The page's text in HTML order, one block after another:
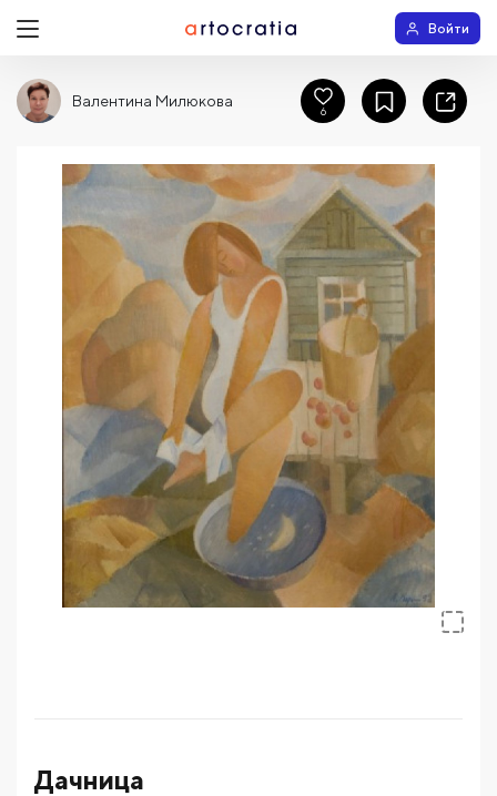
Войти
Дачница
Валентина Милюкова
6